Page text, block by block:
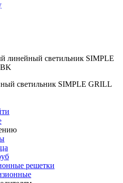
светильник SIMPLE GRILL
решетки